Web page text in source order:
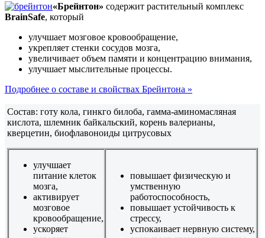
«Брейнтон» содержит растительный комплекс
BrainSafe, который
улучшает мозговое кровообращение,
укрепляет стенки сосудов мозга,
увеличивает объем памяти и концентрацию внимания,
улучшает мыслительные процессы.
Подробнее о составе и свойствах Брейнтона »
Состав: готу кола, гинкго билоба, гамма-аминомасляная
кислота, шлемник байкальский, корень валерианы,
кверцетин, биофлавоноиды цитрусовых
улучшает
питание клеток
мозга,
активирует
мозговое
кровообращение,
ускоряет
повышает физическую и
умственную
работоспособность,
повышает устойчивость к
стрессу,
успокаивает нервную систему,